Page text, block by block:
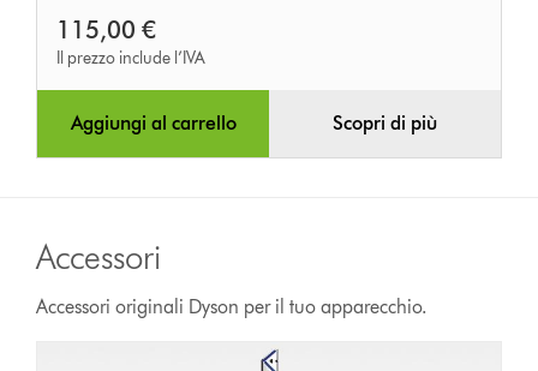
115,00 €
Il prezzo include l’IVA
Aggiungi al carrello Scopri di più
Accessori
Accessori originali Dyson per il tuo apparecchio.